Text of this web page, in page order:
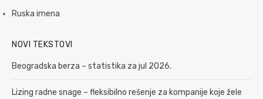
Ruska imena
NOVI TEKSTOVI
Beogradska berza – statistika za jul 2026.
Lizing radne snage – fleksibilno rešenje za kompanije koje žele